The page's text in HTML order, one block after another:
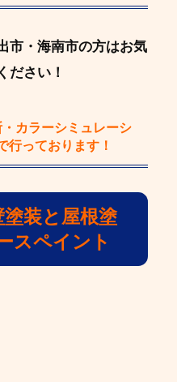
市・海南市の方はお気
ださい！
カラーシミュレーシ
行っております！
装と屋根塗
スペイント